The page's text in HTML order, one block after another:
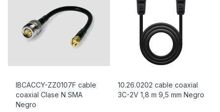
IBCACCY-ZZ0107F cable
coaxial Clase N SMA
Negro
10.26.0202 cable coaxial
3C-2V 1,8 m 9,5 mm Negro